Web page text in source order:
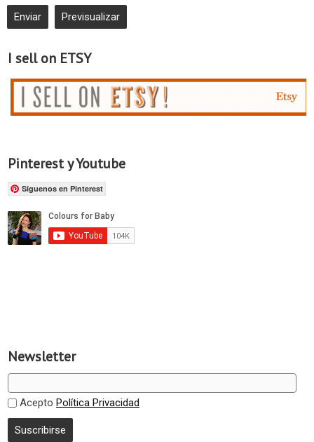
I sell on ETSY
Pinterest y Youtube
Síguenos en Pinterest
Newsletter
Acepto Política Privacidad